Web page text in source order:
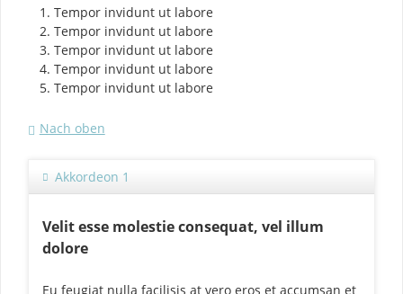
Tempor invidunt ut labore
Tempor invidunt ut labore
Tempor invidunt ut labore
Tempor invidunt ut labore
Tempor invidunt ut labore
Nach oben
Akkordeon 1
Velit esse molestie consequat, vel illum
dolore
Eu feugiat nulla facilisis at vero eros et accumsan et